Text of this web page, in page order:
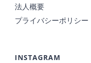
法人概要
プライバシーポリシー
INSTAGRAM